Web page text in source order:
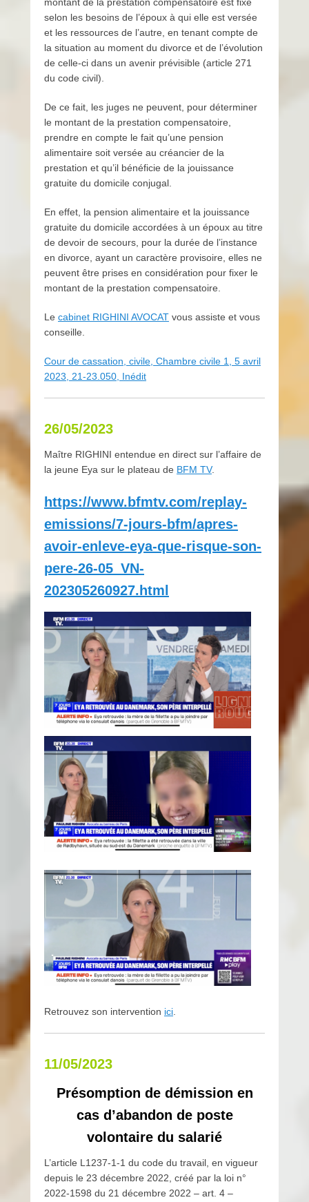
selon les besoins de l’époux à qui elle est versée
et les ressources de l’autre, en tenant compte de
la situation au moment du divorce et de l’évolution
de celle-ci dans un avenir prévisible (article 271
du code civil).
De ce fait, les juges ne peuvent, pour déterminer
le montant de la prestation compensatoire,
prendre en compte le fait qu’une pension
alimentaire soit versée au créancier de la
prestation et qu’il bénéficie de la jouissance
gratuite du domicile conjugal.
En effet, la pension alimentaire et la jouissance
gratuite du domicile accordées à un époux au titre
de devoir de secours, pour la durée de l’instance
en divorce, ayant un caractère provisoire, elles ne
peuvent être prises en considération pour fixer le
montant de la prestation compensatoire.
Le cabinet RIGHINI AVOCAT vous assiste et vous
conseille.
Cour de cassation, civile, Chambre civile 1, 5 avril
2023, 21-23.050, Inédit
26/05/2023
Maître RIGHINI entendue en direct sur l’affaire de
la jeune Eya sur le plateau de BFM TV.
https://www.bfmtv.com/replay-
emissions/7-jours-bfm/apres-
avoir-enleve-eya-que-risque-son-
pere-26-05_VN-
202305260927.html
Retrouvez son intervention ici
11/05/2023
Présomption de démission en
cas d’abandon de poste
volontaire du salarié
L’article L1237-1-1 du code du travail, en vigueur
depuis le 23 décembre 2022, créé par la loi n°
2022-1598 du 21 décembre 2022 – art. 4 –